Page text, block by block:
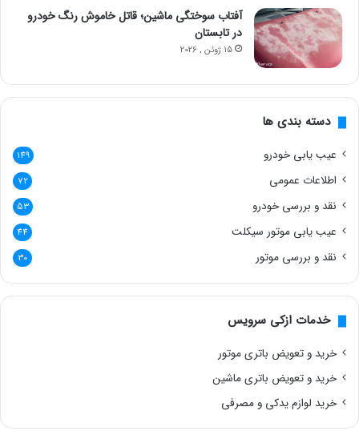
آفتاب سوختگی ماشین؛ قاتل خاموش رنگ خودرو
در تابستان
15 ژوئن , 2026
دسته بندی ها
عیب یابی خودرو 149
اطلاعات عمومی 72
نقد و بررسی خودرو 53
عیب یابی موتور سیکلت 44
نقد و بررسی موتور 30
خدمات ازکی سرویس
خرید و تعویض باتری موتور
خرید و تعویض باتری ماشین
خرید لوازم یدکی و مصرفی